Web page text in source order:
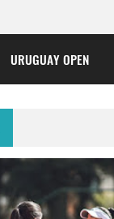
URUGUAY OPEN